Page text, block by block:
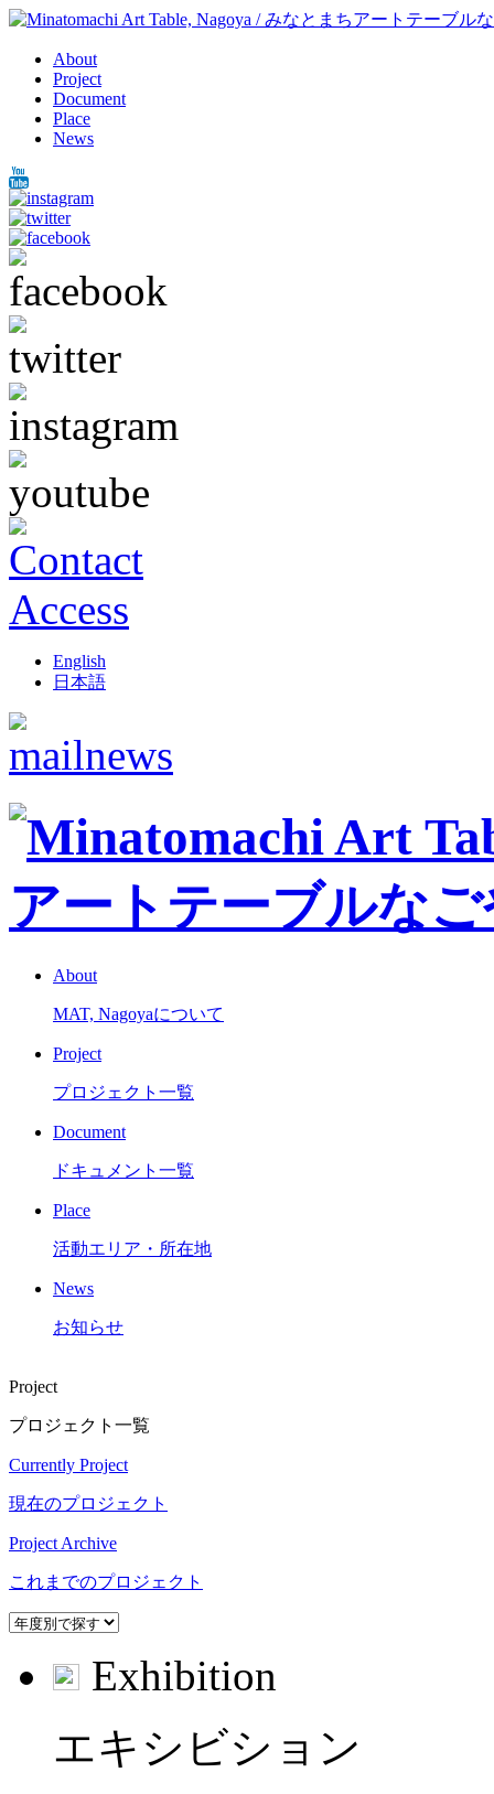
About
Project
Document
Place
News
English
日本語
About
MAT, Nagoyaについて
Project
プロジェクト一覧
Document
ドキュメント一覧
Place
活動エリア・所在地
News
お知らせ
Project
プロジェクト一覧
Currently Project
現在のプロジェクト
Project Archive
これまでのプロジェクト
Exhibition
エキシビション